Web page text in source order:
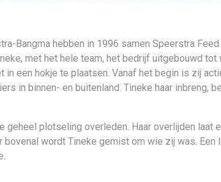
Bangma hebben in 1996 samen Speerstra
met het hele team, het bedrijf uitgebouwd
in een hokje te plaatsen. Vanaf het begin is zij
in binnen- en buitenland. Tineke haar
geheel plotseling overleden. Haar overlijden laat
wordt Tineke gemist om wie zij was.